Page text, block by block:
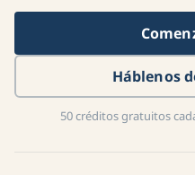
Háblenos
50 créditos gratuitos